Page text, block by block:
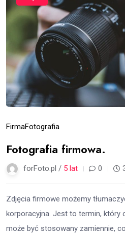
FirmaFotografia
Fotografia firmowa.
forFoto.pl / 5 lat 0
Zdjęcia firmowe możemy
korporacyjna. Jest to termin, który
może być stosowany zamiennie,